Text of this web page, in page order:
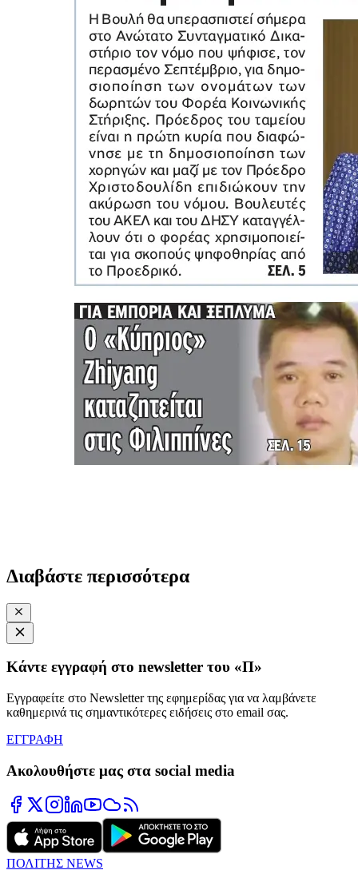
Διαβάστε περισσότερα
Κάντε εγγραφή στο newsletter του «Π»
Εγγραφείτε στο Newsletter της εφημερίδας για να λαμβάνετε
καθημερινά τις σημαντικότερες ειδήσεις στο email σας.
ΕΓΓΡΑΦΗ
Ακολουθήστε μας στα social media
ΠΟΛΙΤΗΣ NEWS